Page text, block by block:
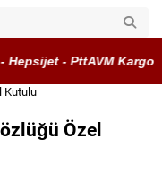
- PttAVM Kargo
Kutulu
Özel